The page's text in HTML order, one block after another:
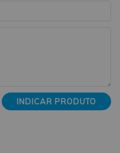
INDICAR PRODUTO